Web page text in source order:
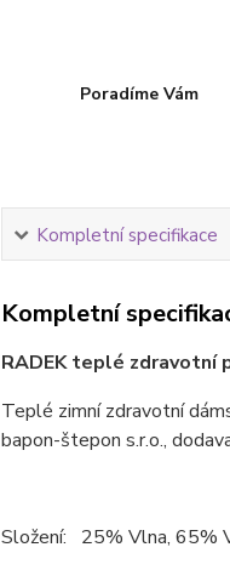
Poradíme Vám
Kompletní specifikace
Kompletní
RADEK teplé zdravotní
Teplé zimní zdravotní
bapon-štepon s.r.o.,
Složení: 25% Vlna, 65%